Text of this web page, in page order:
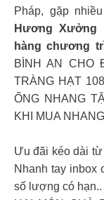
Pháp, gặp
Hương Xưởng
hàng chương
BÌNH AN CHO
TRÀNG HẠT
ỐNG NHANG
KHI MUA
Ưu đãi kéo dài từ
Nhanh tay inbox
số lượng có hạn..